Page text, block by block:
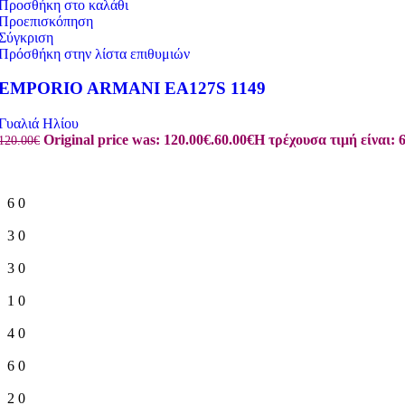
στο καλάθι
στην λίστα επιθυμιών
ARMANI EA127S 1149
Ηλίου
€ Original price was: 120.00€.60.00€Η τρέχουσα τιμή είναι:
6 0
3 0
3 0
1 0
4 0
6 0
2 0